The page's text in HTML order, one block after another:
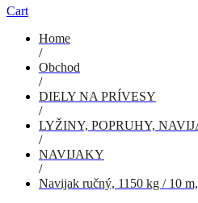
Cart
Home
/
Obchod
/
DIELY NA PRÍVESY
/
LYŽINY, POPRUHY,
/
NAVIJAKY
/
Navijak ručný, 1150 kg / 10